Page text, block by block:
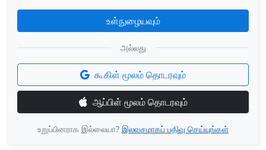
உள்நுழையவும்
அல்லது
கூகிள் மூலம் தொடரவும்
ஆப்பிள் மூலம் தொடரவும்
உறுப்பினராக இல்லையா? இலவசமாகப் பதிவு செய்யுங்கள்